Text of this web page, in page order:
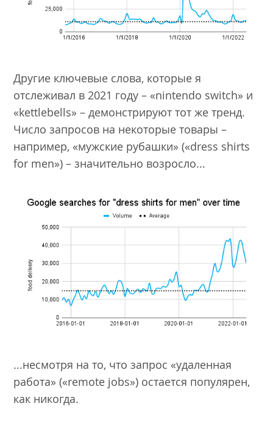
Другие ключевые слова, которые я
отслеживал в 2021 году – «nintendo switch» и
«kettlebells» – демонстрируют тот же тренд.
Число запросов на некоторые товары –
например, «мужские рубашки» («dress shirts
for men») – значительно возросло...
...несмотря на то, что запрос «удаленная
работа» («remote jobs») остается популярен,
как никогда.